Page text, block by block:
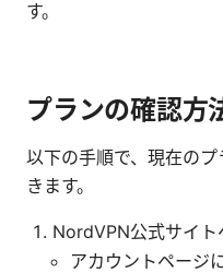
す。
プランの確認方
以下の手順で、現在の
きます。
NordVPN公式サイト
アカウントページ